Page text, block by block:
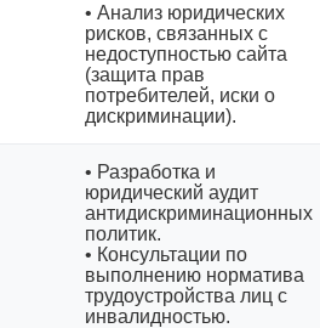
• Анализ юридических
рисков, связанных с
недоступностью сайта
(защита прав
потребителей, иски о
дискриминации).
• Разработка и
юридический аудит
антидискриминационных
политик.
• Консультации по
выполнению норматива
трудоустройства лиц с
инвалидностью.